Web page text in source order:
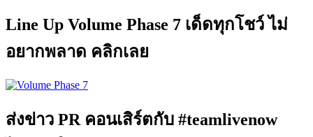
Line Up Volume Phase 7 เด็ดทุกโชว์ ไม่
อยากพลาด คลิกเลย
ส่งข่าว PR คอนเสิร์ตกับ #teamlivenow